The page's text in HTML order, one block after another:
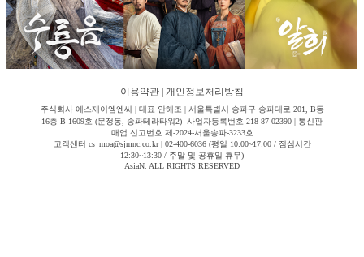
이용약관 개인정보처리방침
주식회사 에스제이엠엔씨 | 대표 안해조 | 서울특별시 송파구 송파대로 201, B동
16층 B-1609호 (문정동, 송파테라타워2) 사업자등록번호 218-87-02390 | 통신판
매업 신고번호 제-2024-서울송파-3233호
고객센터 cs_moa@sjmnc.co.kr | 02-400-6036 (평일 10:00~17:00 / 점심시간
12:30~13:30 / 주말 및 공휴일 휴무)
AsiaN. ALL RIGHTS RESERVED